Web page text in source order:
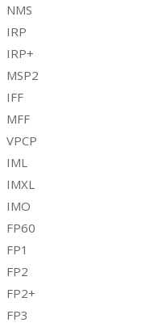
NMS
IRP
IRP+
MSP2
IFF
MFF
VPCP
IML
IMXL
IMO
FP60
FP1
FP2
FP2+
FP3